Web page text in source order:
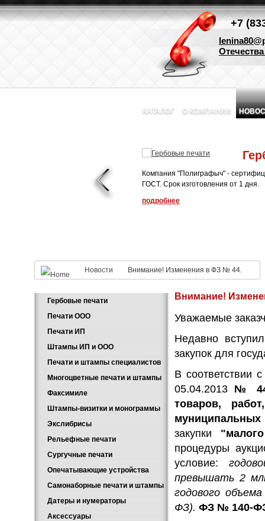
+7
КАТАЛОГ О КОМПАНИИ
Компания "Полиграфыч" -
ГОСТ. Срок изготовления от 1 дня.
подробнее
1
Новости
Внимание! Изменения в ФЗ № 44.
Внимание!
Уважаемые
Недавно
закупок для
В соответствии
05.04.2013 №
товаров,
закупки
процедуры
условие:го
превышать 2
годового
ФЗ). ФЗ № 140-ФЗ
Гербовые печати
Печати ООО
Печати ИП
Штампы ИП и ООО
Печати и штампы специалистов
Многоцветные печати и штампы
Факсимиле
Штампы-визитки и монограммы
Экслибрисы
Рельефные печати
Сургучные печати
Опечатывающие устройства
Самонаборные печати и штампы
Датеры и нумераторы
Аксессуары